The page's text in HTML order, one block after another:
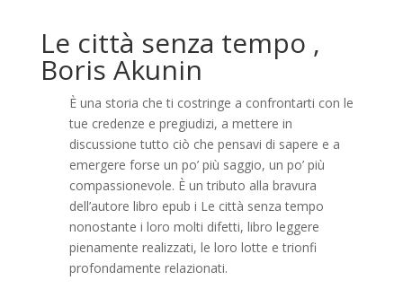
Le città senza tempo ,
Boris Akunin
È una storia che ti costringe a confrontarti con le
tue credenze e pregiudizi, a mettere in
discussione tutto ciò che pensavi di sapere e a
emergere forse un po’ più saggio, un po’ più
compassionevole. È un tributo alla bravura
dell’autore libro epub i Le città senza tempo
nonostante i loro molti difetti, libro leggere
pienamente realizzati, le loro lotte e trionfi
profondamente relazionati.